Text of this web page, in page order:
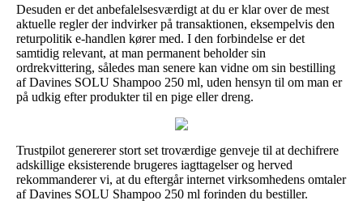
Desuden er det anbefalelsesværdigt at du er klar over de mest
aktuelle regler der indvirker på transaktionen, eksempelvis den
returpolitik e-handlen kører med. I den forbindelse er det
samtidig relevant, at man permanent beholder sin
ordrekvittering, således man senere kan vidne om sin bestilling
af Davines SOLU Shampoo 250 ml, uden hensyn til om man er
på udkig efter produkter til en pige eller dreng.
Trustpilot genererer stort set troværdige genveje til at dechifrere
adskillige eksisterende brugeres iagttagelser og herved
rekommanderer vi, at du eftergår internet virksomhedens omtaler
af Davines SOLU Shampoo 250 ml forinden du bestiller.